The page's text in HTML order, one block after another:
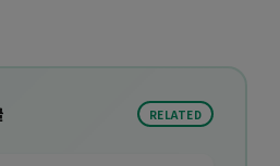
RELATED